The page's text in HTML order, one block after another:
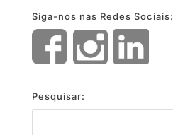
Siga-nos nas Redes Sociais:
Pesquisar: